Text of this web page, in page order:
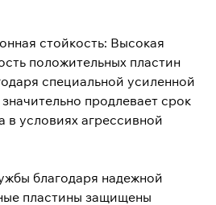
стойкость: Высокая
положительных пластин
специальной усиленной
продлевает срок
в условиях агрессивной
благодаря надежной
пластины защищены